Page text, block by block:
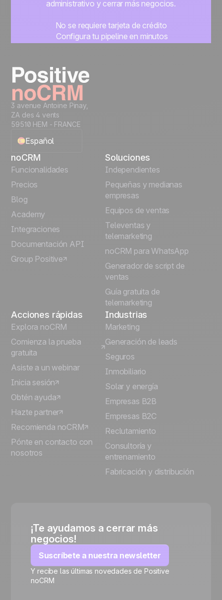
administrativo y cerrar más negocios.
No se requiere tarjeta de crédito
Configura tu pipeline en minutos
3 avenue Antoine Pinay,
ZA des 4 vents
59510 HEM - FRANCE
Español
English
Português
Italiano
Deutsch
noCRM
Funcionalidades
Precios
Blog
Academy
Integraciones
Documentación API
Group Positive
Soluciones
Independientes
Pequeñas y medianas
empresas
Equipos de ventas
Televentas y
telemarketing
noCRM para WhatsApp
Generador de script de
ventas
Guía gratuita de
telemarketing
Acciones rápidas
Explora noCRM
Comienza la prueba
gratuita
Asiste a un webinar
Inicia sesión
Obtén ayuda
Hazte partner
Recomienda noCRM
Pónte en contacto con
nosotros
Industrias
Marketing
Generación de leads
Seguros
Inmobiliario
Solar y energía
Empresas B2B
Empresas B2C
Reclutamiento
Consultoría y
entrenamiento
Fabricación y distribución
¡Te ayudamos a cerrar más
negocios!
Suscríbete a nuestra newsletter
Y recibe las últimas novedades de Positive
noCRM